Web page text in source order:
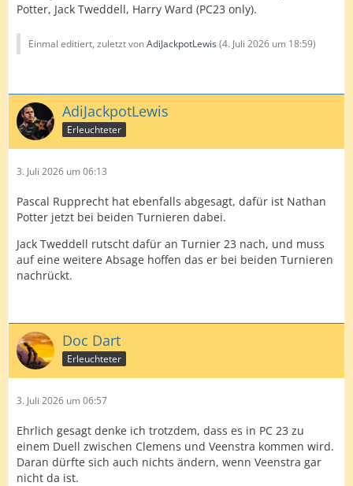
Potter, Jack Tweddell, Harry Ward (PC23 only).
Einmal editiert, zuletzt vonAdiJackpotLewis(4. Juli 2026 um 18:59)
AdiJackpotLewis
Erleuchteter
3. Juli 2026 um 06:13
Pascal Rupprecht hat ebenfalls abgesagt, dafür ist Nathan
Potter jetzt bei beiden Turnieren dabei.
Jack Tweddell rutscht dafür an Turnier 23 nach, und muss
auf eine weitere Absage hoffen das er bei beiden Turnieren
nachrückt.
Doc Dart
Erleuchteter
3. Juli 2026 um 06:57
Ehrlich gesagt denke ich trotzdem, dass es in PC 23 zu
einem Duell zwischen Clemens und Veenstra kommen wird.
Daran dürfte sich auch nichts ändern, wenn Veenstra gar
nicht da ist.